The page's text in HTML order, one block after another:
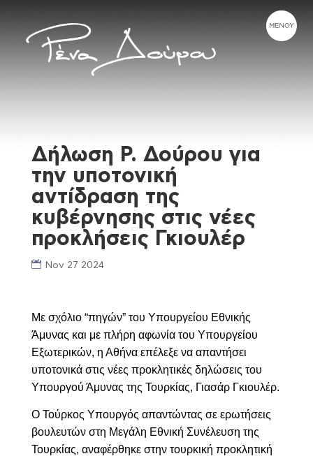
Δήλωση Ρ. Δούρου για
την υποτονική
αντίδραση της
κυβέρνησης στις νέες
προκλήσεις Γκιουλέρ
Nov 27 2024
Με σχόλιο “πηγών” του Υπουργείου Εθνικής
Άμυνας και με πλήρη αφωνία του Υπουργείου
Εξωτερικών, η Αθήνα επέλεξε να απαντήσει
υποτονικά στις νέες προκλητικές δηλώσεις του
Υπουργού Άμυνας της Τουρκίας, Γιασάρ Γκιουλέρ.
Ο Τούρκος Υπουργός απαντώντας σε ερωτήσεις
βουλευτών στη Μεγάλη Εθνική Συνέλευση της
Τουρκίας, αναφέρθηκε στην τουρκική προκλητική